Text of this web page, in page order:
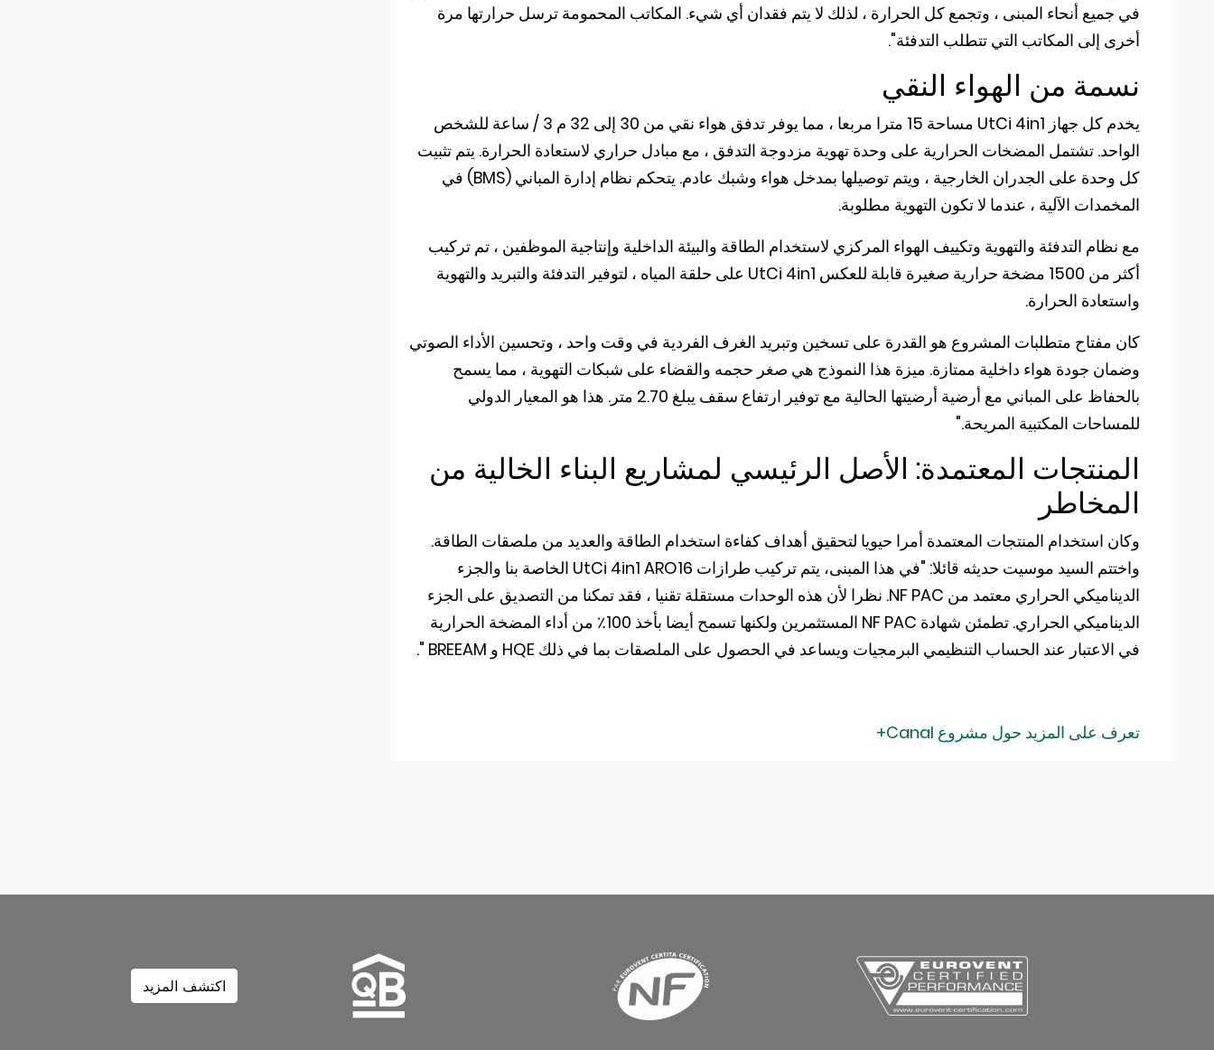
في جميع أنحاء المبنى ، وتجمع كل الحرارة ، لذلك لا يتم فقدان أي شيء. المكاتب المحمومة ترسل حرارتها مرة
أخرى إلى المكاتب التي تتطلب التدفئة".
نسمة من الهواء النقي
يخدم كل جهاز UtCi 4in1 مساحة 15 مترا مربعا ، مما يوفر تدفق هواء نقي من 30 إلى 32 م 3 / ساعة للشخص
الواحد. تشتمل المضخات الحرارية على وحدة تهوية مزدوجة التدفق ، مع مبادل حراري لاستعادة الحرارة. يتم تثبيت
كل وحدة على الجدران الخارجية ، ويتم توصيلها بمدخل هواء وشبك عادم. يتحكم نظام إدارة المباني (BMS) في
المخمدات الآلية ، عندما لا تكون التهوية مطلوبة.
مع نظام التدفئة والتهوية وتكييف الهواء المركزي لاستخدام الطاقة والبيئة الداخلية وإنتاجية الموظفين ، تم تركيب
أكثر من 1500 مضخة حرارية صغيرة قابلة للعكس UtCi 4in1 على حلقة المياه ، لتوفير التدفئة والتبريد والتهوية
واستعادة الحرارة.
كان مفتاح متطلبات المشروع هو القدرة على تسخين وتبريد الغرف الفردية في وقت واحد ، وتحسين الأداء الصوتي
وضمان جودة هواء داخلية ممتازة. ميزة هذا النموذج هي صغر حجمه والقضاء على شبكات التهوية ، مما يسمح
بالحفاظ على المباني مع أرضية أرضيتها الحالية مع توفير ارتفاع سقف يبلغ 2.70 متر. هذا هو المعيار الدولي
للمساحات المكتبية المريحة."
المنتجات المعتمدة: الأصل الرئيسي لمشاريع البناء الخالية من
المخاطر
وكان استخدام المنتجات المعتمدة أمرا حيويا لتحقيق أهداف كفاءة استخدام الطاقة والعديد من ملصقات الطاقة.
واختتم السيد موسيت حديثه قائلا: "في هذا المبنى، يتم تركيب طرازات UtCi 4in1 ARO16 الخاصة بنا والجزء
الديناميكي الحراري معتمد من NF PAC. نظرا لأن هذه الوحدات مستقلة تقنيا ، فقد تمكنا من التصديق على الجزء
الديناميكي الحراري. تطمئن شهادة NF PAC المستثمرين ولكنها تسمح أيضا بأخذ 100٪ من أداء المضخة الحرارية
في الاعتبار عند الحساب التنظيمي البرمجيات ويساعد في الحصول على الملصقات بما في ذلك HQE و BREEAM ".
تعرف على المزيد حول مشروع Canal+
اكتشف المزيد